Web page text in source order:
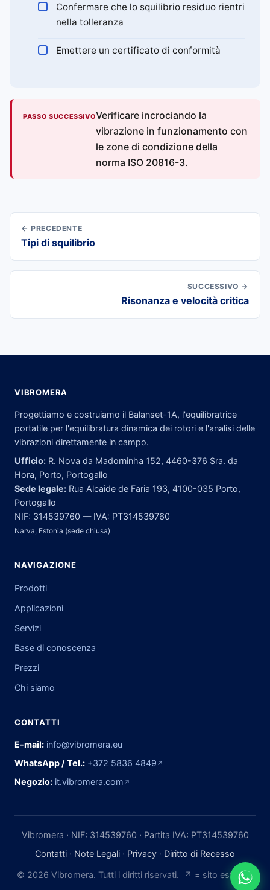
Confermare che lo squilibrio residuo rientri
nella tolleranza
Emettere un certificato di conformità
PASSO SUCCESSIVOVerificare incrociando la
vibrazione in funzionamento con
le zone di condizione della
norma ISO 20816-3.
← PRECEDENTE
Tipi di squilibrio
SUCCESSIVO →
Risonanza e velocità critica
VIBROMERA
Progettiamo e costruiamo il Balanset-1A, l'equilibratrice
portatile per l'equilibratura dinamica dei rotori e l'analisi delle
vibrazioni direttamente in campo.
Ufficio: R. Nova da Madorninha 152, 4460-376 Sra. da
Hora, Porto, Portogallo
Sede legale: Rua Alcaide de Faria 193, 4100-035 Porto,
Portogallo
NIF: 314539760 — IVA: PT314539760
Narva, Estonia (sede chiusa)
NAVIGAZIONE
Prodotti
Applicazioni
Servizi
Base di conoscenza
Prezzi
Chi siamo
CONTATTI
E-mail: info@vibromera.eu
WhatsApp / Tel.: +372 5836 4849 ↗
Negozio: it.vibromera.com ↗
Vibromera · NIF: 314539760 · Partita IVA: PT314539760
Contatti · Note Legali · Privacy · Diritto di Recesso
© 2026 Vibromera. Tutti i diritti riservati. ↗ = sito esterno.